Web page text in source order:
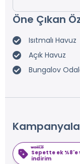
Öne Çıkan
Isıtmalı Havuz
Açık Havuz
Bungalov
Sepette ek %8'e
indirim